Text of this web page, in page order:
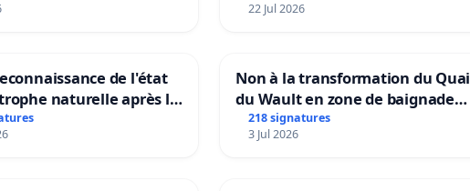
22 Jul 2026
de l'état
naturelle après la
15 juillet 2026 à Aubenas
Non à la transformation du Quai
du Wault en zone de baignade
urbaine
218 signatures
3 Jul 2026